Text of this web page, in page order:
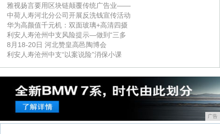
雅视扬言要用区块链颠覆传统广告业——
中荷人寿河北分公司开展反洗钱宣传活动
华为高颜值千元机：双面玻璃+高清四摄
利安人寿沧州中支风险提示—做到“三多
8月18-20日 河北赞皇高邑陶博会
利安人寿沧州中支“以案说险”消保小课
广告